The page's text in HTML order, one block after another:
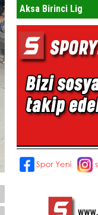
Aksa Birinci Lig